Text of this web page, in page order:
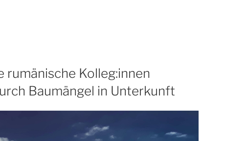
rumänische Kolleg:innen
Baumängel in Unterkunft